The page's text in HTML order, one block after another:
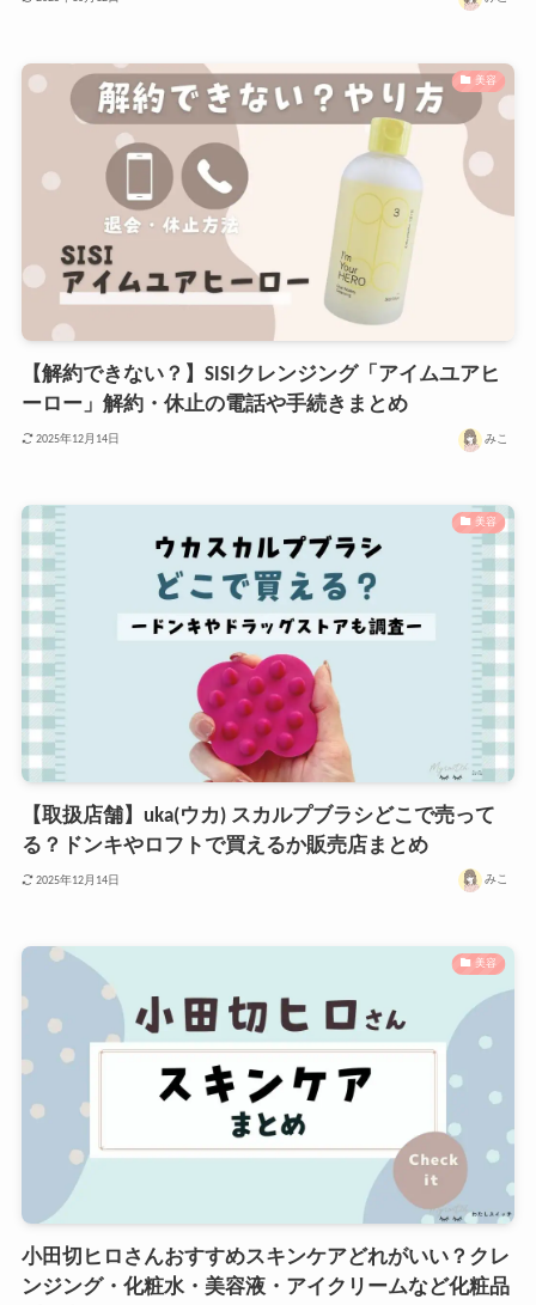
美容
【解約できない？】SISIクレンジング「アイムユアヒ
ーロー」解約・休止の電話や手続きまとめ
2025年12月14日 みこ
美容
【取扱店舗】uka(ウカ) スカルプブラシどこで売って
る？ドンキやロフトで買えるか販売店まとめ
2025年12月14日 みこ
美容
小田切ヒロさんおすすめスキンケアどれがいい？クレ
ンジング・化粧水・美容液・アイクリームなど化粧品